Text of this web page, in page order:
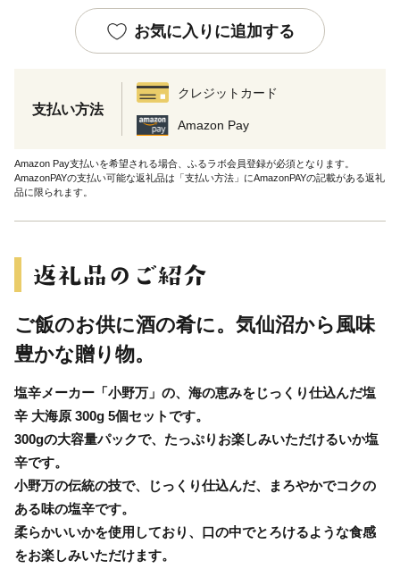
お気に入りに追加する
支払い方法
クレジットカード
Amazon Pay
Amazon Pay支払いを希望される場合、ふるラボ会員登録が必須となります。
AmazonPAYの支払い可能な返礼品は「支払い方法」にAmazonPAYの記載がある返礼
品に限られます。
ご飯のお供に酒の肴に。気仙沼から風味
豊かな贈り物。
塩辛メーカー「小野万」の、海の恵みをじっくり仕込んだ塩
辛 大海原 300g 5個セットです。
300gの大容量パックで、たっぷりお楽しみいただけるいか塩
辛です。
小野万の伝統の技で、じっくり仕込んだ、まろやかでコクの
ある味の塩辛です。
柔らかいいかを使用しており、口の中でとろけるような食感
をお楽しみいただけます。